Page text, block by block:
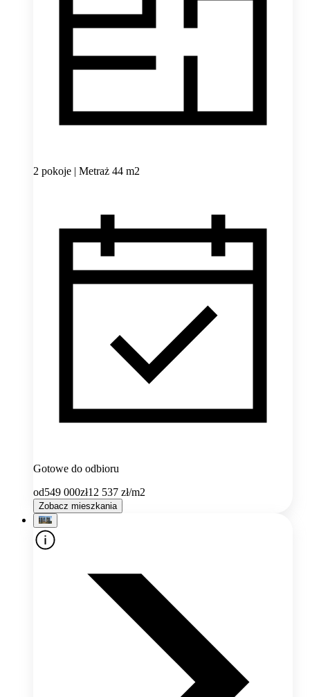
2 pokoje | Metraż 44 m2
Gotowe do odbioru
od549 000zł12 537 zł/m2
Zobacz mieszkania